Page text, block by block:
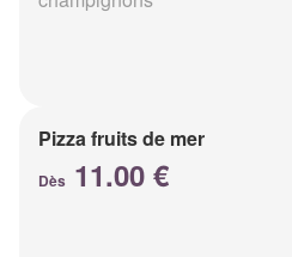
Pizza fruits de mer
Dès 11.00 €